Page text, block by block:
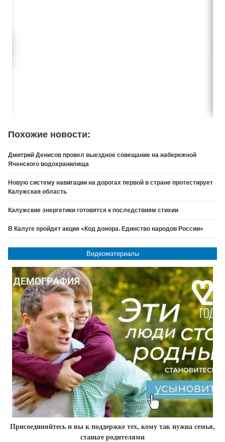
Похожие новости:
Дмитрий Денисов провел выездное совещание на набережной
Яченского водохранилища
Новую систему навигации на дорогах первой в стране протестирует
Калужская область
Калужские энергетики готовятся к последствиям стихии
В Калуге пройдет акция «Код донора. Единство народов России»
Видеоматериалы
Присоединяйтесь и вы к поддержке тех, кому так нужна семья,
станьте родителями